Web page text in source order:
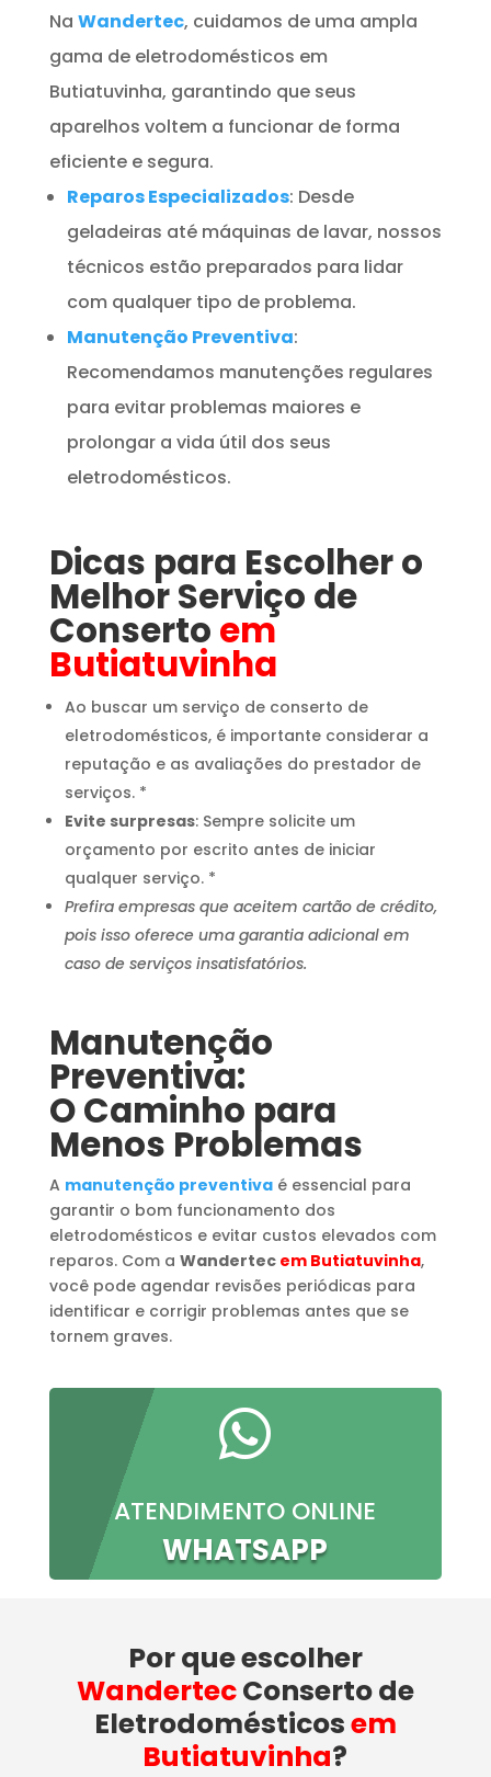
Na Wandertec, cuidamos de uma ampla
gama de eletrodomésticos em
Butiatuvinha, garantindo que seus
aparelhos voltem a funcionar de forma
eficiente e segura.
Reparos Especializados: Desde
geladeiras até máquinas de lavar, nossos
técnicos estão preparados para lidar
com qualquer tipo de problema.
Manutenção Preventiva:
Recomendamos manutenções regulares
para evitar problemas maiores e
prolongar a vida útil dos seus
eletrodomésticos.
Dicas para Escolher o
Melhor Serviço de
Conserto em
Butiatuvinha
Ao buscar um serviço de conserto de
eletrodomésticos, é importante considerar a
reputação e as avaliações do prestador de
serviços. *
Evite surpresas: Sempre solicite um
orçamento por escrito antes de iniciar
qualquer serviço. *
Prefira empresas que aceitem cartão de crédito,
pois isso oferece uma garantia adicional em
caso de serviços insatisfatórios.
Manutenção
Preventiva:
O Caminho para
Menos Problemas
A manutenção preventivaé essencial para
garantir o bom funcionamento dos
eletrodomésticos e evitar custos elevados com
reparos. Com a Wandertec em Butiatuvinha,
você pode agendar revisões periódicas para
identificar e corrigir problemas antes que se
tornem graves.

ATENDIMENTO ONLINE
WHATSAPP
Por que escolher
WandertecConserto de
Eletrodomésticosem
Butiatuvinha?